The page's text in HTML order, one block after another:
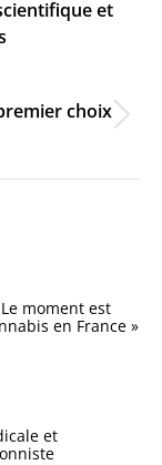
et
choix
moment est
en France »
et